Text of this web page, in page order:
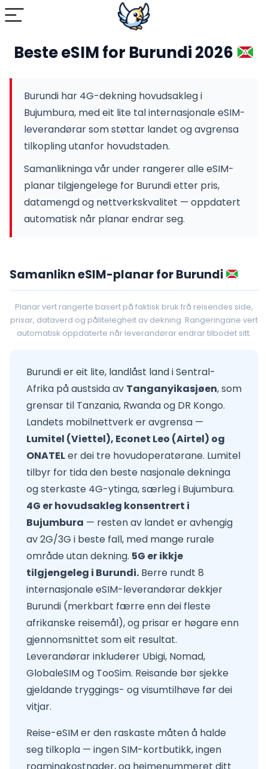
Beste eSIM for Burundi 2026
Burundi har 4G-dekning hovudsakleg i
Bujumbura, med eit lite tal internasjonale eSIM-
leverandørar som støttar landet og avgrensa
tilkopling utanfor hovudstaden.
Samanlikninga vår under rangerer alle eSIM-
planar tilgjengelege for Burundi etter pris,
datamengd og nettverkskvalitet — oppdatert
automatisk når planar endrar seg.
Samanlikn eSIM-planar for Burundi
Planar vert rangerte basert på faktisk bruk frå reisendes side,
prisar, dataverd og pålitelegheit av dekning. Rangeringane vert
automatisk oppdaterte når leverandørar endrar tilbodet sitt.
Burundi er eit lite, landlåst land i Sentral-
Afrika på austsida av Tanganyikasjøen, som
grensar til Tanzania, Rwanda og DR Kongo.
Landets mobilnettverk er avgrensa —
Lumitel (Viettel), Econet Leo (Airtel) og
ONATELer dei tre hovudoperatørane. Lumitel
tilbyr for tida den beste nasjonale dekninga
og sterkaste 4G-ytinga, særleg i Bujumbura.
4G er hovudsakleg konsentrert i
Bujumbura — resten av landet er avhengig
av 2G/3G i beste fall, med mange rurale
område utan dekning. 5G er ikkje
tilgjengeleg i Burundi. Berre rundt 8
internasjonale eSIM-leverandørar dekkjer
Burundi (merkbart færre enn dei fleste
afrikanske reisemål), og prisar er høgare enn
gjennomsnittet som eit resultat.
Leverandørar inkluderer Ubigi, Nomad,
GlobaleSIM og TooSim. Reisande bør sjekke
gjeldande tryggings- og visumtilhøve før dei
vitjar.
Reise-eSIM er den raskaste måten å halde
seg tilkopla — ingen SIM-kortbutikk, ingen